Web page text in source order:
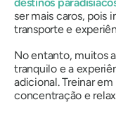
ser mais caros, pois
transporte e
No entanto, muitos
tranquilo e a
adicional. Treinar
concentração e